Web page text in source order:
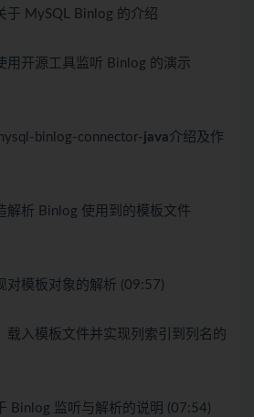
于 MySQL Binlog 的介绍
用开源工具监听 Binlog 的演示
binlog-connector-java介绍及作
解析 Binlog 使用到的模板文件
对模板对象的解析 (09:57)
载入模板文件并实现列索引到列名的
Binlog 监听与解析的说明 (07:54)